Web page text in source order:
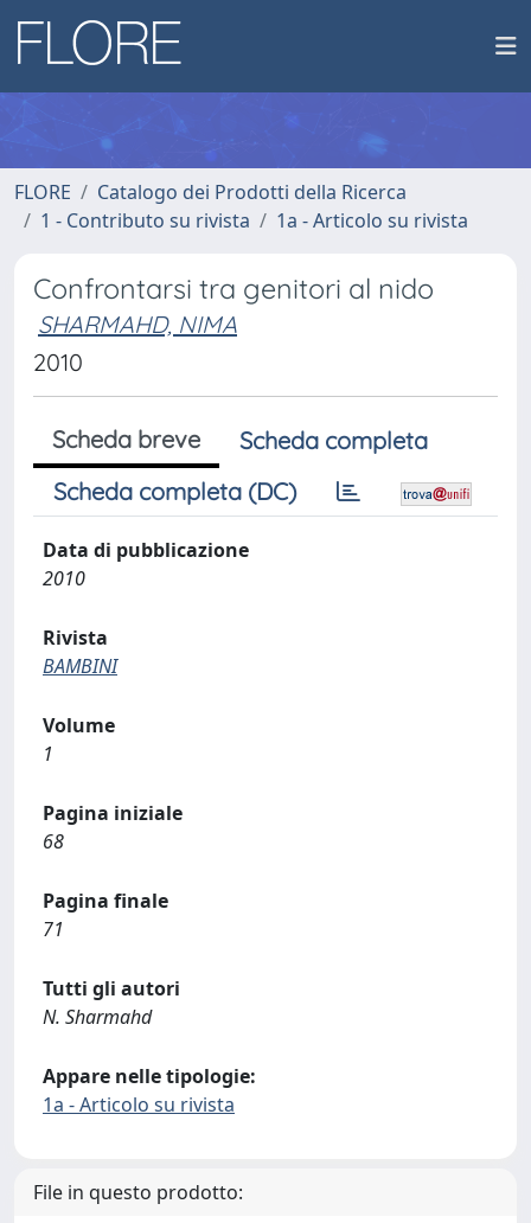
FLORE
Catalogo dei Prodotti della Ricerca
1 - Contributo su rivista
1a - Articolo su rivista
Confrontarsi tra genitori al nido
SHARMAHD, NIMA
2010
Scheda breve
Scheda completa
Scheda completa (DC)
Data di pubblicazione
2010
Rivista
BAMBINI
Volume
1
Pagina iniziale
68
Pagina finale
71
Tutti gli autori
N. Sharmahd
Appare nelle tipologie:
1a - Articolo su rivista
File in questo prodotto: